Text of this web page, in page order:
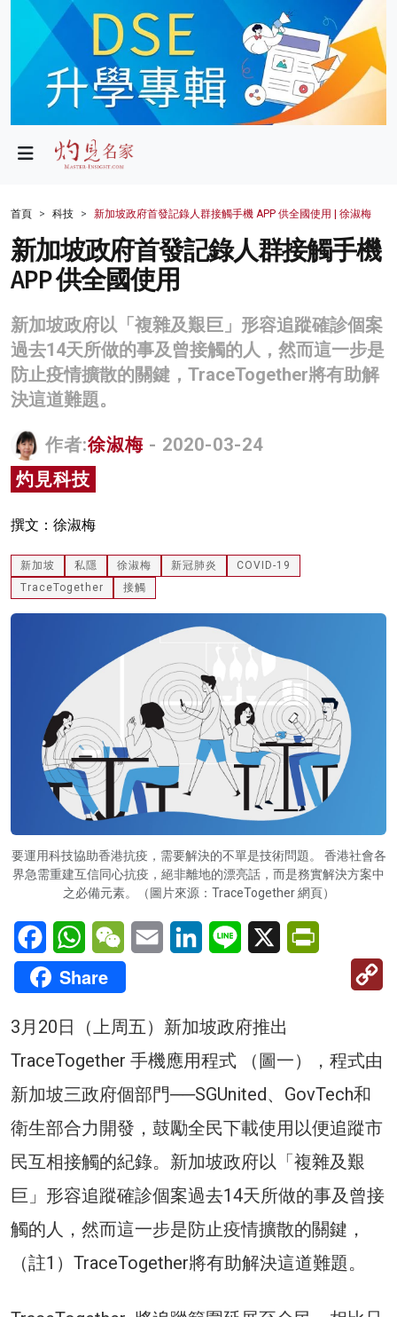
政局
財經
生活
健康
商業
科技
影片
灼見活動
關於我們
首頁 科技 新加坡政府首發記錄人群接觸手機 APP 供全國使用 | 徐淑梅
新加坡政府首發記錄人群接觸手機
APP 供全國使用
新加坡政府以「複雜及艱巨」形容追蹤確診個案
過去14天所做的事及曾接觸的人，然而這一步是
防止疫情擴散的關鍵，TraceTogether將有助解
決這道難題。
作者:徐淑梅 - 2020-03-24
灼見科技
撰文：徐淑梅
新加坡 私隱 徐淑梅 新冠肺炎
COVID-19
TraceTogether
接觸
要運用科技協助香港抗疫，需要解決的不單是技術問題。 香港社會各
界急需重建互信同心抗疫，絕非離地的漂亮話，而是務實解決方案中
之必備元素。（圖片來源：TraceTogether 網頁）
FacebookWhatsAppWeChatEmail LinkedInLine X
Share
3月20日（上周五）新加坡政府推出
TraceTogether 手機應用程式 （圖一），程式由
新加坡三政府個部門──SGUnited、GovTech和
衛生部合力開發，鼓勵全民下載使用以便追蹤市
民互相接觸的紀錄。新加坡政府以「複雜及艱
巨」形容追蹤確診個案過去14天所做的事及曾接
觸的人，然而這一步是防止疫情擴散的關鍵，
（註1）TraceTogether將有助解決這道難題。